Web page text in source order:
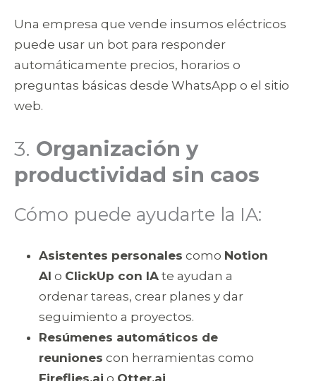
Una empresa que vende insumos eléctricos
puede usar un bot para responder
automáticamente precios, horarios o
preguntas básicas desde WhatsApp o el sitio
web.
3. Organización y
productividad sin caos
Cómo puede ayudarte la IA:
Asistentes personales como Notion
AI o ClickUp con IA te ayudan a
ordenar tareas, crear planes y dar
seguimiento a proyectos.
Resúmenes automáticos de
reuniones con herramientas como